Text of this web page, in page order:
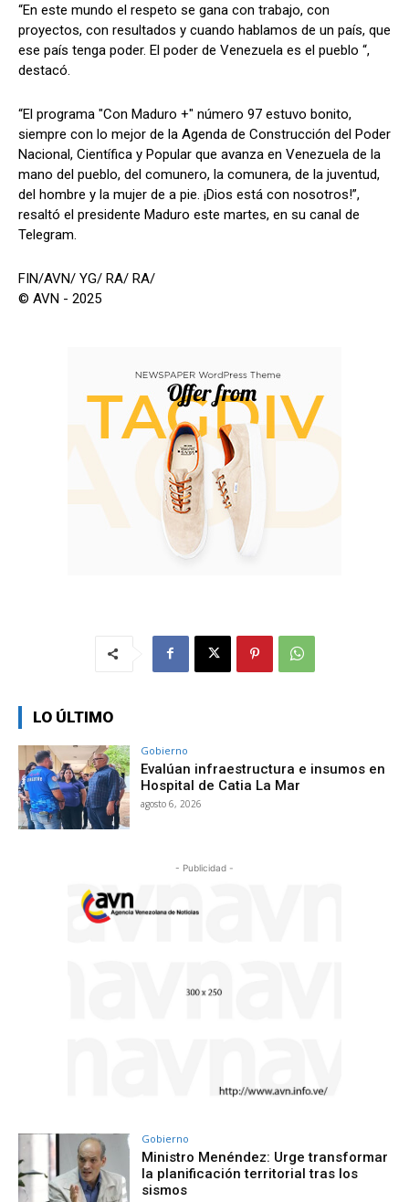
“En este mundo el respeto se gana con trabajo, con
proyectos, con resultados y cuando hablamos de un país, que
ese país tenga poder. El poder de Venezuela es el pueblo “,
destacó.
“El programa "Con Maduro +" número 97 estuvo bonito,
siempre con lo mejor de la Agenda de Construcción del Poder
Nacional, Científica y Popular que avanza en Venezuela de la
mano del pueblo, del comunero, la comunera, de la juventud,
del hombre y la mujer de a pie. ¡Dios está con nosotros!”,
resaltó el presidente Maduro este martes, en su canal de
Telegram.
FIN/AVN/ YG/ RA/ RA/
© AVN - 2025
LO ÚLTIMO
Gobierno
Evalúan infraestructura e insumos en
Hospital de Catia La Mar
agosto 6, 2026
- Publicidad -
Gobierno
Ministro Menéndez: Urge transformar
la planificación territorial tras los
sismos